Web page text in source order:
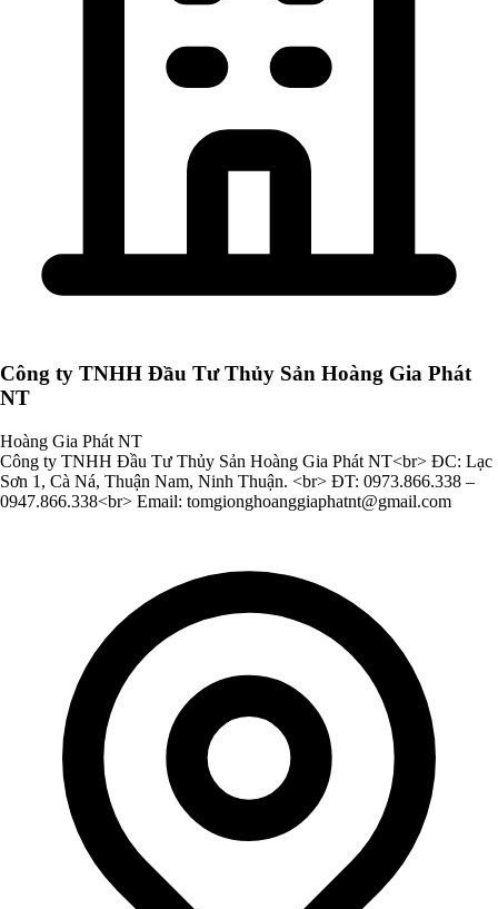
Công ty TNHH Đầu Tư Thủy Sản Hoàng Gia Phát
NT
Hoàng Gia Phát NT
Công ty TNHH Đầu Tư Thủy Sản Hoàng Gia Phát NT<br> ĐC: Lạc
Sơn 1, Cà Ná, Thuận Nam, Ninh Thuận. <br> ĐT: 0973.866.338 –
0947.866.338<br> Email: tomgionghoanggiaphatnt@gmail.com